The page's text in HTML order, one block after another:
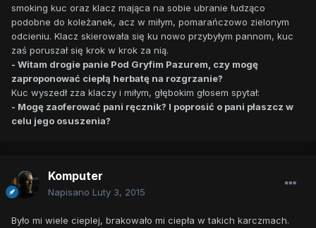
smoking kuc oraz klacz mająca na sobie ubranie łudząco
podobne do koleżanek, acz w miłym, pomarańczowo zielonym
odcieniu. Klacz skierowała się ku nowo przybyłym pannom, kuc
zaś poruszał się krok w krok za nią.
- Witam drogie panie Pod Gryfim Pazurem, czy mogę
zaproponować ciepłą herbatę na rozgrzanie?
Kuc wyszedł zza klaczy i miłym, głębokim głosem spytał:
- Mogę zaoferować pani ręcznik? I poprosić o pani płaszcz w
celu jego osuszenia?
Komputer
Napisano Luty 3, 2015
Było mi wiele cieplej, brakowało mi ciepła w takich karczmach.